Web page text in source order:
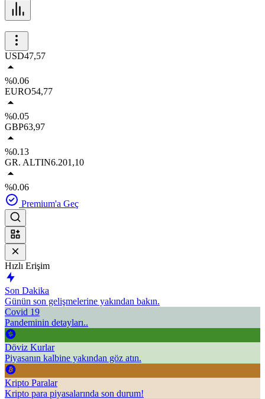
USD47,57
%0.06
EURO54,77
%0.05
GBP63,97
%0.13
GR. ALTIN6.201,10
%0.06
Premium'a Geç
Hızlı Erişim
Son Dakika
Günün son gelişmelerine yakından bakın.
Covid 19
Pandeminin detayları..
Döviz Kurlar
Piyasanın kalbine yakından göz atın.
Kripto Paralar
Kripto para piyasalarında son durum!